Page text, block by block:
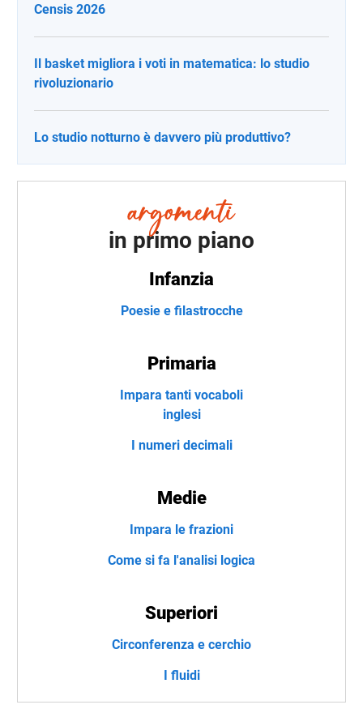
Censis 2026
Il basket migliora i voti in matematica: lo studio
rivoluzionario
Lo studio notturno è davvero più produttivo?
in primo piano
Infanzia
Poesie e filastrocche
Primaria
Impara tanti vocaboli
inglesi
I numeri decimali
Medie
Impara le frazioni
Come si fa l'analisi logica
Superiori
Circonferenza e cerchio
I fluidi